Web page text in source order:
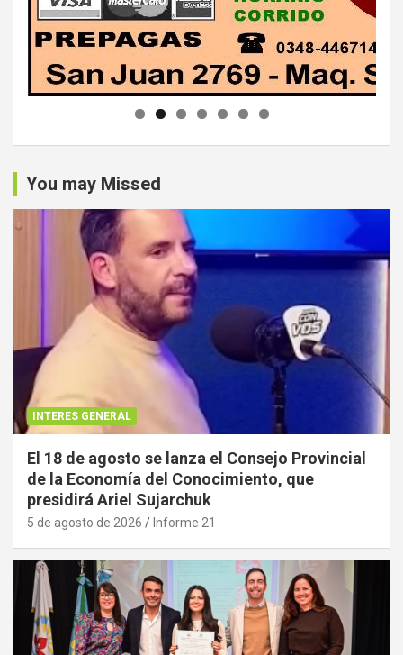
You may Missed
INTERES GENERAL
El 18 de agosto se lanza el Consejo Provincial
de la Economía del Conocimiento, que
presidirá Ariel Sujarchuk
5 de agosto de 2026 Informe 21